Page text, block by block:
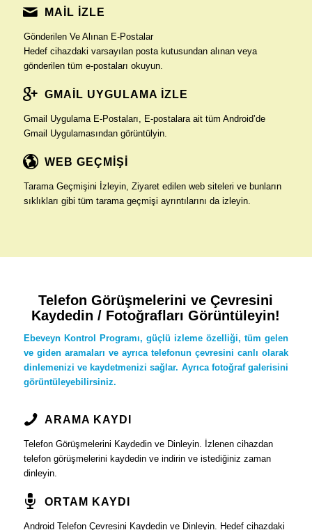
MAİL İZLE
Gönderilen Ve Alınan E-Postalar
Hedef cihazdaki varsayılan posta kutusundan alınan veya
gönderilen tüm e-postaları okuyun.
GMAİL UYGULAMA İZLE
Gmail Uygulama E-Postaları, E-postalara ait tüm Android’de
Gmail Uygulamasından görüntülyin.
WEB GEÇMİŞİ
Tarama Geçmişini İzleyin, Ziyaret edilen web siteleri ve bunların
sıklıkları gibi tüm tarama geçmişi ayrıntılarını da izleyin.
Telefon Görüşmelerini ve Çevresini
Kaydedin / Fotoğrafları Görüntüleyin!
Ebeveyn Kontrol Programı, güçlü izleme özelliği, tüm gelen
ve giden aramaları ve ayrıca telefonun çevresini canlı olarak
dinlemenizi ve kaydetmenizi sağlar. Ayrıca fotoğraf galerisini
görüntüleyebilirsiniz.
ARAMA KAYDI
Telefon Görüşmelerini Kaydedin ve Dinleyin. İzlenen cihazdan
telefon görüşmelerini kaydedin ve indirin ve istediğiniz zaman
dinleyin.
ORTAM KAYDI
Android Telefon Çevresini Kaydedin ve Dinleyin. Hedef cihazdaki